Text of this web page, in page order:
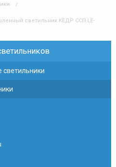
светильник КЕДР ССП LE-